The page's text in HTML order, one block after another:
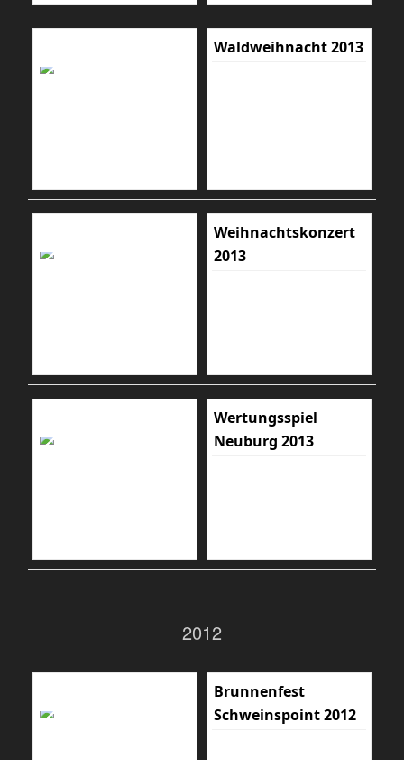
Waldweihnacht 2013
Weihnachtskonzert
2013
Wertungsspiel
Neuburg 2013
2012
Brunnenfest
Schweinspoint 2012